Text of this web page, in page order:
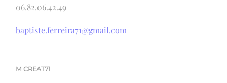
06.82.06.42.49
baptiste.ferreira71@gmail.com
M CREAT71